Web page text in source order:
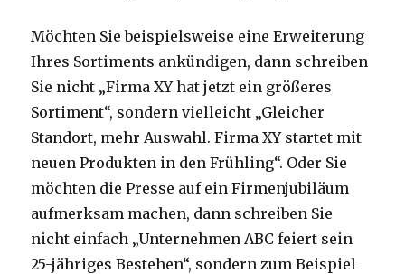
Möchten Sie beispielsweise eine Erweiterung
Ihres Sortiments ankündigen, dann schreiben
Sie nicht „Firma XY hat jetzt ein größeres
Sortiment“, sondern vielleicht „Gleicher
Standort, mehr Auswahl. Firma XY startet mit
neuen Produkten in den Frühling“. Oder Sie
möchten die Presse auf ein Firmenjubiläum
aufmerksam machen, dann schreiben Sie
nicht einfach „Unternehmen ABC feiert sein
25-jähriges Bestehen“, sondern zum Beispiel